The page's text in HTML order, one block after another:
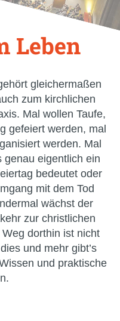
Leben
gleichermaßen
zum kirchlichen
Mal wollen Taufe,
gefeiert werden, mal
werden. Mal
genau eigentlich ein
bedeutet oder
mit dem Tod
wächst der
zur christlichen
dorthin ist nicht
und mehr gibt’s
und praktische